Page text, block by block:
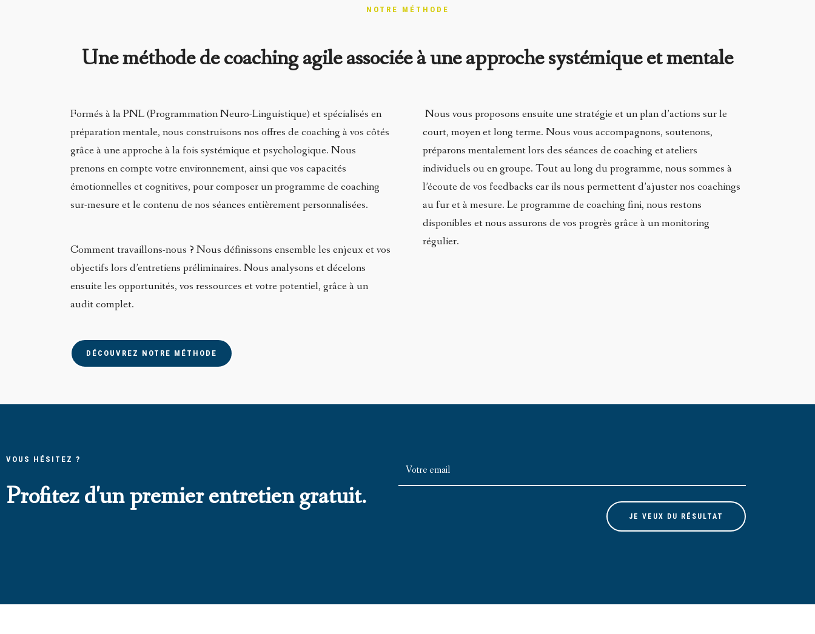
NOTRE MÉTHODE
Une méthode de coaching agile associée à une approche systémique et mentale
Formés à la PNL (Programmation Neuro-Linguistique) et spécialisés en
préparation mentale, nous construisons nos offres de coaching à vos côtés
grâce à une approche à la fois systémique et psychologique. Nous
prenons en compte votre environnement, ainsi que vos capacités
émotionnelles et cognitives, pour composer un programme de coaching
sur-mesure et le contenu de nos séances entièrement personnalisées.
Comment travaillons-nous ? Nous définissons ensemble les enjeux et vos
objectifs lors d’entretiens préliminaires. Nous analysons et décelons
ensuite les opportunités, vos ressources et votre potentiel, grâce à un
audit complet.
Nous vous proposons ensuite une stratégie et un plan d’actions sur le
court, moyen et long terme. Nous vous accompagnons, soutenons,
préparons mentalement lors des séances de coaching et ateliers
individuels ou en groupe. Tout au long du programme, nous sommes à
l’écoute de vos feedbacks car ils nous permettent d’ajuster nos coachings
au fur et à mesure. Le programme de coaching fini, nous restons
disponibles et nous assurons de vos progrès grâce à un monitoring
régulier.
DÉCOUVREZ NOTRE MÉTHODE
VOUS HÉSITEZ ?
Profitez d'un premier entretien gratuit.